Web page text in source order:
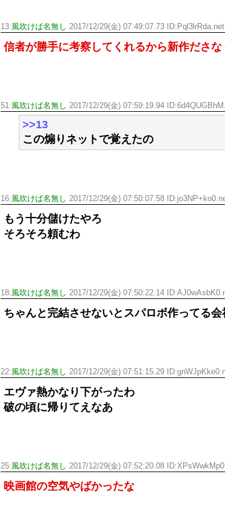
13:風吹けば名無し 2017/12/29(金) 07:49:07.73 ID: Pql3lrRda.net
信者が勝手に考察してくれるから新作ださ
51:風吹けば名無し 2017/12/29(金) 07:59:19.94 ID:
>>13
この煽りネットで覚えたの
16:風吹けば名無し 2017/12/29(金) 07:50:07.58 ID:
もう十分儲けたやろ
そろそろ頼むわ
18:風吹けば名無し 2017/12/29(金) 07:50:22.14 ID:
ちゃんと完結させないとスパロボ作ってる会
22:風吹けば名無し 2017/12/29(金) 07:51:15.29 ID:
エヴァ熱かなり下がったわ
破の頃に帰りてえなあ
25:風吹けば名無し 2017/12/29(金) 07:52:20.08 ID:
映画館の空気やばかったな